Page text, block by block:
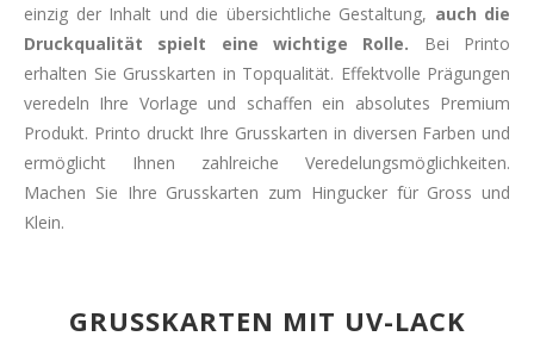
einzig der Inhalt und die übersichtliche Gestaltung, auch die
Druckqualität spielt eine wichtige Rolle. Bei Printo
erhalten Sie Grusskarten in Topqualität. Effektvolle Prägungen
veredeln Ihre Vorlage und schaffen ein absolutes Premium
Produkt. Printo druckt Ihre Grusskarten in diversen Farben und
ermöglicht Ihnen zahlreiche Veredelungsmöglichkeiten.
Machen Sie Ihre Grusskarten zum Hingucker für Gross und
Klein.
GRUSSKARTEN MIT UV-LACK